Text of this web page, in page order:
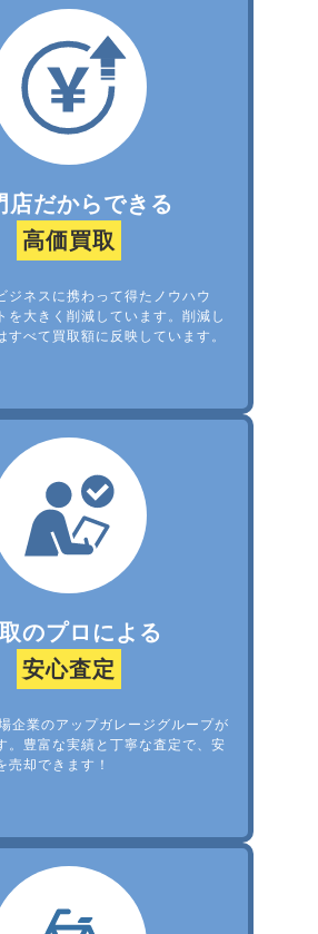
店だからできる
高価買取
ジネスに携わって得たノウハウ
を大きく削減しています。削減し
すべて買取額に反映しています。
のプロによる
安心査定
企業のアップガレージグループが
。豊富な実績と丁寧な査定で、安
売却できます！